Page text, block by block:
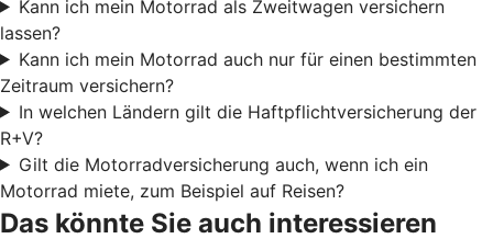
Kann ich mein Motorrad als Zweitwagen versichern
lassen?
Kann ich mein Motorrad auch nur für einen bestimmten
Zeitraum versichern?
In welchen Ländern gilt die Haftpflichtversicherung der
R+V?
Gilt die Motorradversicherung auch, wenn ich ein
Motorrad miete, zum Beispiel auf Reisen?
Das könnte Sie auch interessieren